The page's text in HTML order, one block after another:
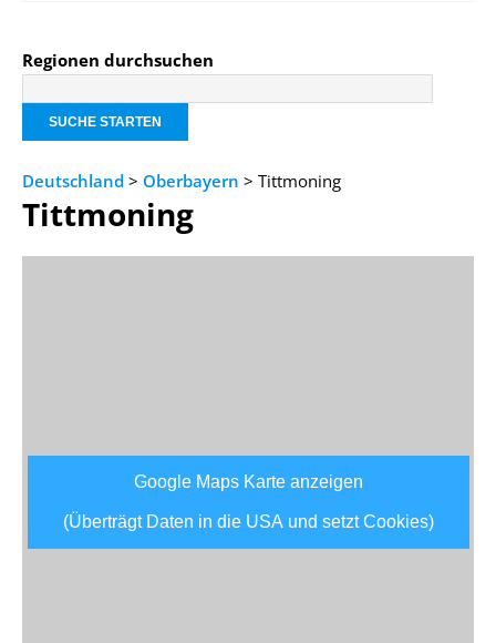
Regionen durchsuchen
Deutschland > Oberbayern > Tittmoning
Tittmoning
Google Maps Karte anzeigen
(Überträgt Daten in die USA und setzt Cookies)